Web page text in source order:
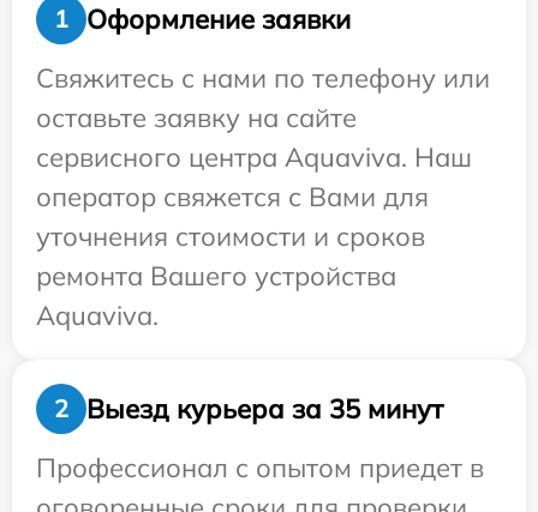
1
Оформление заявки
Свяжитесь с нами по телефону или
оставьте заявку на сайте
сервисного центра Aquaviva. Наш
оператор свяжется с Вами для
уточнения стоимости и сроков
ремонта Вашего устройства
Aquaviva.
2
Выезд курьера за 35 минут
Профессионал с опытом приедет в